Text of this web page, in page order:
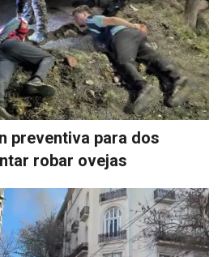
preventiva para dos
robar ovejas